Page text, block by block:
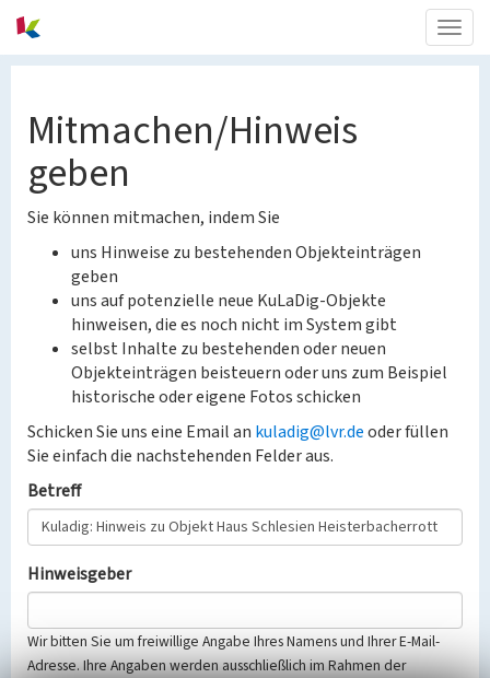
Mitmachen/Hinweis
geben
Sie können mitmachen, indem Sie
uns Hinweise zu bestehenden Objekteinträgen
geben
uns auf potenzielle neue KuLaDig-Objekte
hinweisen, die es noch nicht im System gibt
selbst Inhalte zu bestehenden oder neuen
Objekteinträgen beisteuern oder uns zum Beispiel
historische oder eigene Fotos schicken
Schicken Sie uns eine Email an kuladig@lvr.deoder füllen
Sie einfach die nachstehenden Felder aus.
Betreff
Hinweisgeber
Wir bitten Sie um freiwillige Angabe Ihres Namens und Ihrer E-Mail-
Adresse. Ihre Angaben werden ausschließlich im Rahmen der